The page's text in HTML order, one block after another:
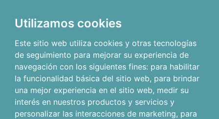
Utilizamos cookies
Este sitio web utiliza cookies y otras tecnologías
de seguimiento para mejorar su experiencia de
navegación con los siguientes fines: para habilitar
la funcionalidad básica del sitio web, para brindar
una mejor experiencia en el sitio web, medir su
interés en nuestros productos y servicios y
personalizar las interacciones de marketing, para